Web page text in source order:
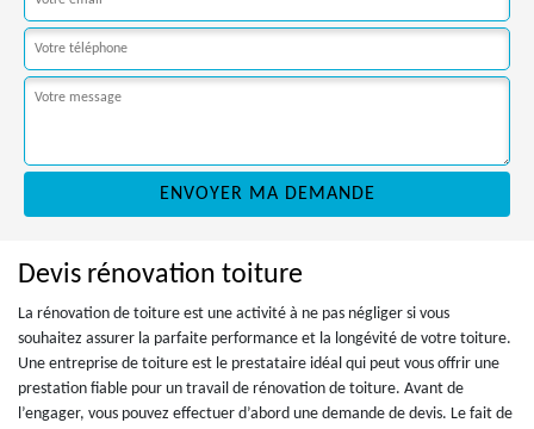
Devis rénovation toiture
La rénovation de toiture est une activité à ne pas négliger si vous
souhaitez assurer la parfaite performance et la longévité de votre toiture.
Une entreprise de toiture est le prestataire idéal qui peut vous offrir une
prestation fiable pour un travail de rénovation de toiture. Avant de
l’engager, vous pouvez effectuer d’abord une demande de devis. Le fait de